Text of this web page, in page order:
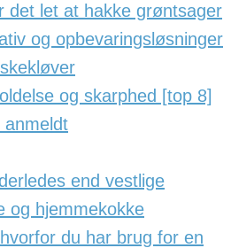
det let at hakke grøntsager
og opbevaringsløsninger
og skarphed [top 8]
anmeldt
end vestlige
og hjemmekokke
du har brug for en